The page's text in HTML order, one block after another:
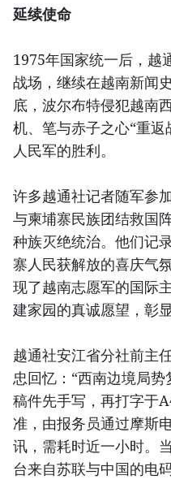
延续使命
1975年国家统一后，越
战场，继续在越南新闻
底，波尔布特侵犯越南
机、笔与赤子之心“重
人民军的胜利。
许多越通社记者随军参
与柬埔寨民族团结救国
种族灭绝统治。他们记
寨人民获解放的喜庆气
现了越南志愿军的国际
建家园的真诚愿望，彰
越通社安江省分社前主
忠回忆：“西南边境局势
稿件先手写，再打字于
准，由报务员通过摩斯
讯，需耗时近一小时。
台来自苏联与中国的电